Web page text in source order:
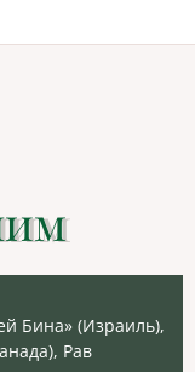
Бина» (Израиль),
Рав